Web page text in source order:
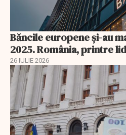
Băncile europene și-au
2025. România, printre
26 IULIE 2026